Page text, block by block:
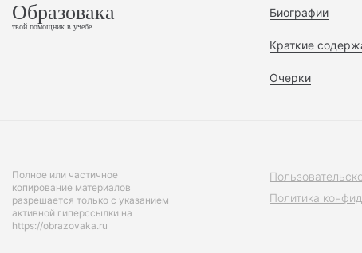
Образовака
твой помощник в учебе
Биографии
Краткие
Очерки
Полное или частичное
копирование материалов
разрешается только с указанием
активной гиперссылки на
https://obrazovaka.ru
Политика